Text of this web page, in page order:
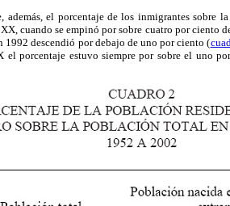
además, el porcentaje de los inmigrantes sobre
cuando se empinó por sobre cuatro por ciento
descendió por debajo de uno por ciento (
porcentaje estuvo siempre por sobre el uno